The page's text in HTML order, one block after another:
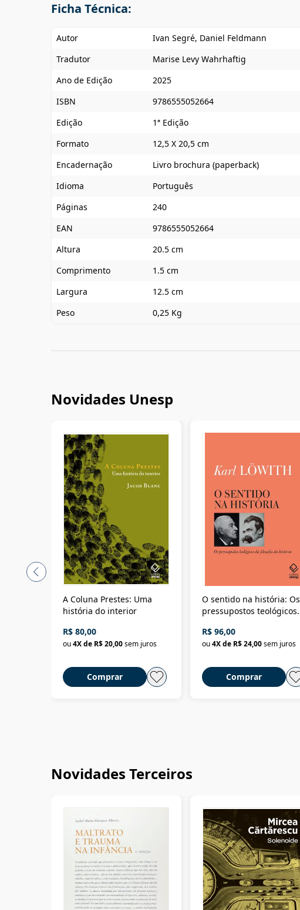
Ficha Técnica:
Autor
Ivan Segré, Daniel Feldmann
Tradutor
Marise Levy Wahrhaftig
Ano de Edição
2025
ISBN
9786555052664
Edição
1ª Edição
Formato
12,5 X 20,5 cm
Encadernação
Livro brochura (paperback)
Idioma
Português
Páginas
240
EAN
9786555052664
Altura
20.5 cm
Comprimento
1.5 cm
Largura
12.5 cm
Peso
0,25 Kg
Novidades Unesp
A Coluna Prestes: Uma
história do interior
R$ 80,00
ou4X de R$ 20,00sem juros
Comprar
O sentido na história: Os
pressupostos teológicos
R$ 96,00
ou4X de R$ 24,00sem juros
Comprar
Novidades Terceiros